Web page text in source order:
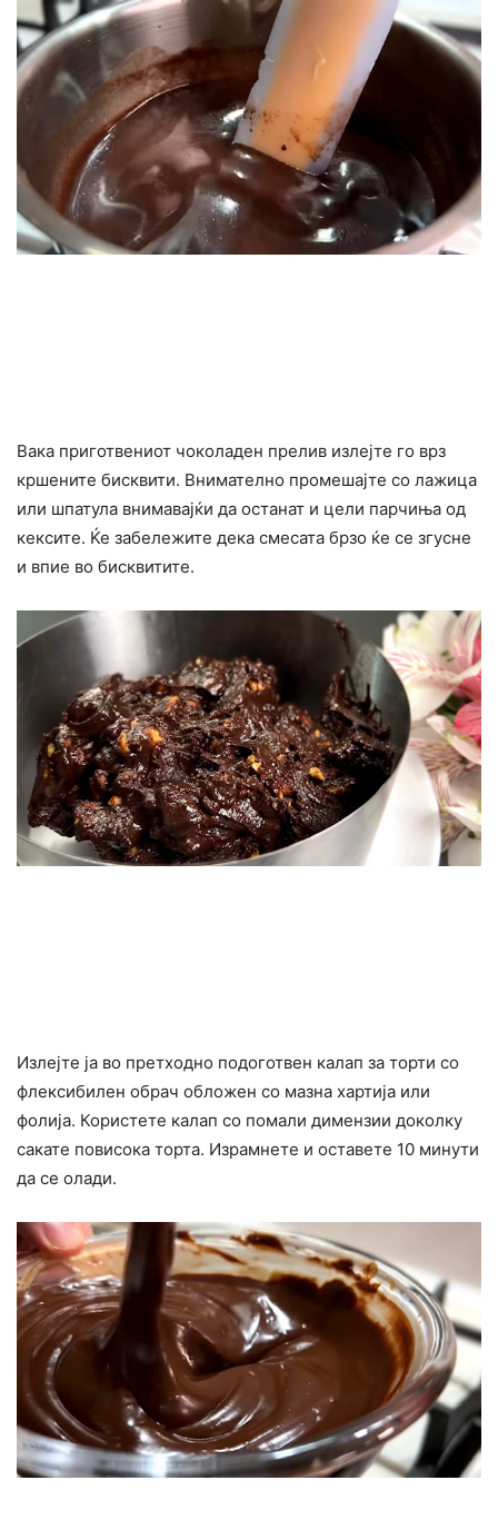
Вака приготвениот чоколаден прелив излејте го врз
кршените бисквити. Внимателно промешајте со лажица
или шпатула внимавајќи да останат и цели парчиња од
кексите. Ќе забележите дека смесата брзо ќе се згусне
и впие во бисквитите.
Излејте ја во претходно подоготвен калап за торти со
флексибилен обрач обложен со мазна хартија или
фолија. Користете калап со помали димензии доколку
сакате повисока торта. Израмнете и оставете 10 минути
да се олади.